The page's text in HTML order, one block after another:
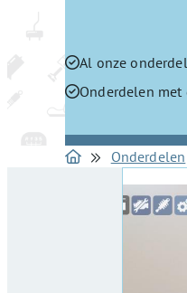
Al onze
Onderdelen met
Onderdelen